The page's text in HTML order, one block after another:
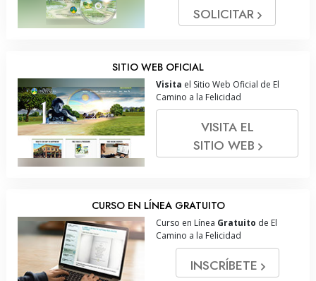
SOLICITAR
SITIO WEB OFICIAL
Visita el Sitio Web Oficial de El
Camino a la Felicidad
VISITA EL
SITIO WEB
CURSO EN LÍNEA GRATUITO
Curso en Línea Gratuito de El
Camino a la Felicidad
INSCRÍBETE